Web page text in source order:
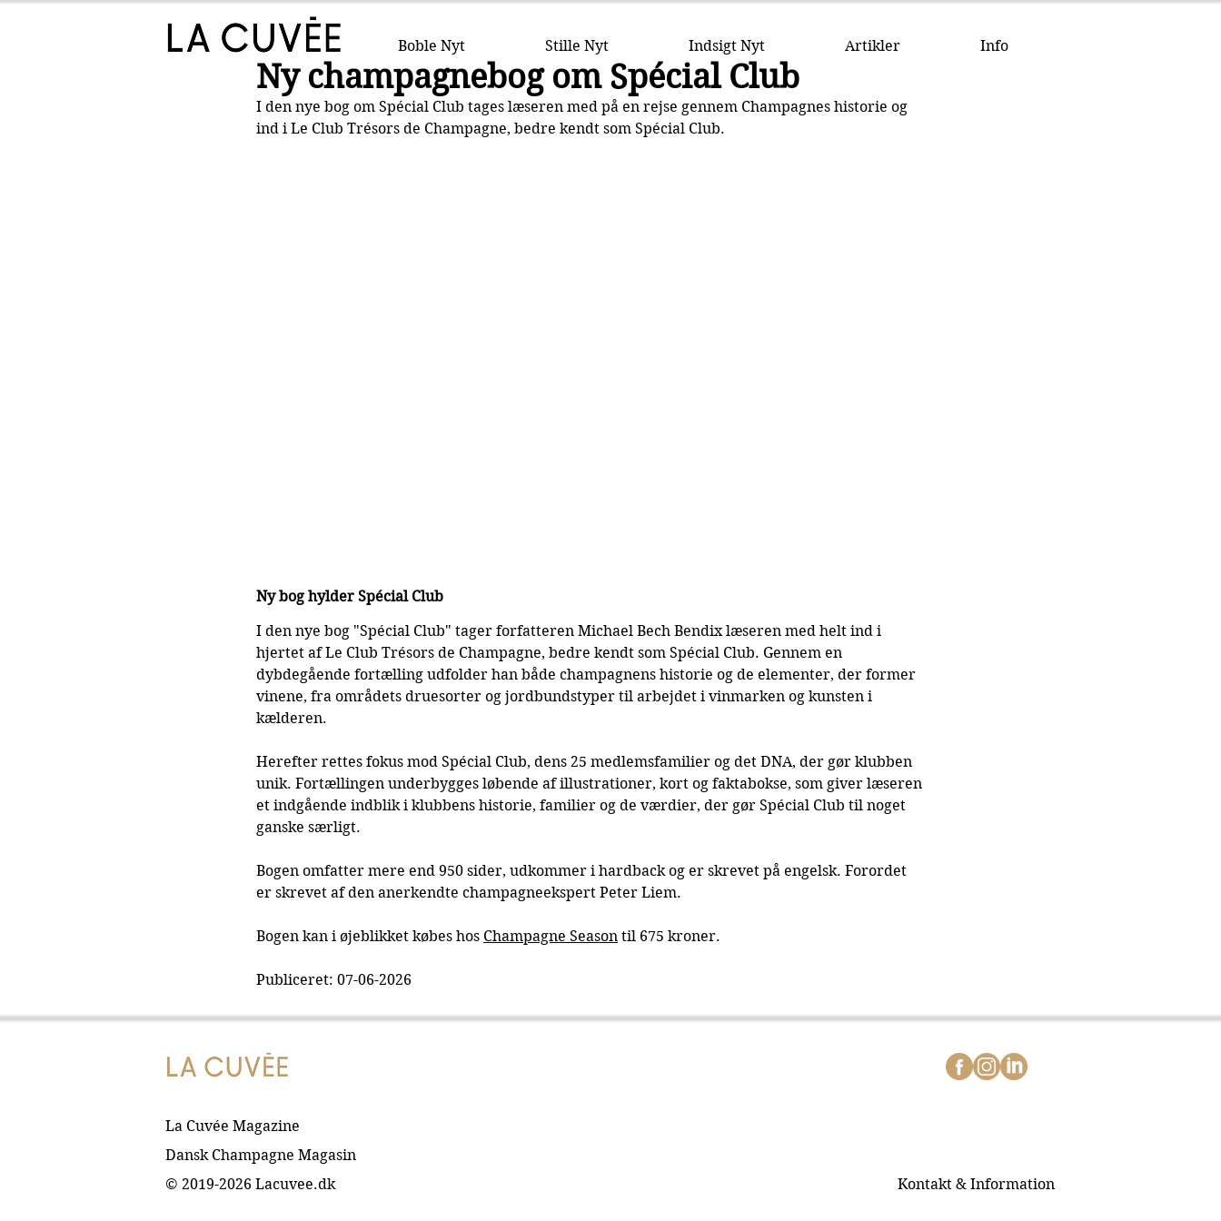
Boble Nyt Stille Nyt Indsigt Nyt Artikler Info
Ny champagnebog om Spécial Club
I den nye bog om Spécial Club tages læseren med på en rejse gennem Champagnes historie og
ind i Le Club Trésors de Champagne, bedre kendt som Spécial Club.
Ny bog hylder Spécial Club
I den nye bog "Spécial Club" tager forfatteren Michael Bech Bendix læseren med helt ind i
hjertet af Le Club Trésors de Champagne, bedre kendt som Spécial Club. Gennem en
dybdegående fortælling udfolder han både champagnens historie og de elementer, der former
vinene, fra områdets druesorter og jordbundstyper til arbejdet i vinmarken og kunsten i
kælderen.
Herefter rettes fokus mod Spécial Club, dens 25 medlemsfamilier og det DNA, der gør klubben
unik. Fortællingen underbygges løbende af illustrationer, kort og faktabokse, som giver læseren
et indgående indblik i klubbens historie, familier og de værdier, der gør Spécial Club til noget
ganske særligt.
Bogen omfatter mere end 950 sider, udkommer i hardback og er skrevet på engelsk. Forordet
er skrevet af den anerkendte champagneekspert Peter Liem.
Bogen kan i øjeblikket købes hos Champagne Season til 675 kroner.
Publiceret: 07-06-2026
La Cuvée Magazine
Dansk Champagne Magasin
© 2019-2026 Lacuvee.dk
Kontakt & Information